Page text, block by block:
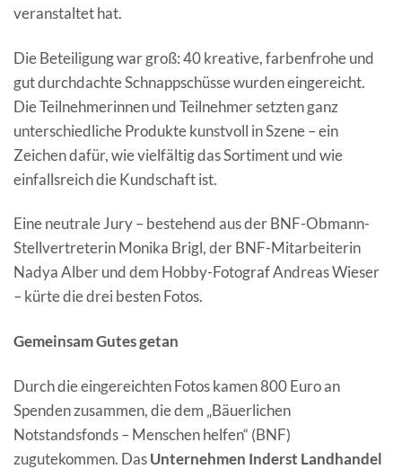
veranstaltet hat.
Die Beteiligung war groß: 40 kreative, farbenfrohe und
gut durchdachte Schnappschüsse wurden eingereicht.
Die Teilnehmerinnen und Teilnehmer setzten ganz
unterschiedliche Produkte kunstvoll in Szene – ein
Zeichen dafür, wie vielfältig das Sortiment und wie
einfallsreich die Kundschaft ist.
Eine neutrale Jury – bestehend aus der BNF-Obmann-
Stellvertreterin Monika Brigl, der BNF-Mitarbeiterin
Nadya Alber und dem Hobby-Fotograf Andreas Wieser
– kürte die drei besten Fotos.
Gemeinsam Gutes getan
Durch die eingereichten Fotos kamen 800 Euro an
Spenden zusammen, die dem „Bäuerlichen
Notstandsfonds – Menschen helfen“ (BNF)
zugutekommen. DasUnternehmen Inderst Landhandel